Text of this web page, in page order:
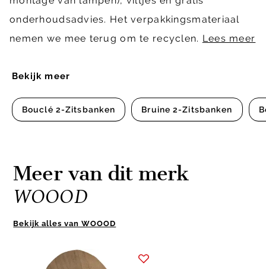
Bekijk meer
Bouclé 2-Zitsbanken Bruine 2-Zitsbanken
onderhoudsadvies. Het verpakkingsmateriaal
nemen we mee terug om te recyclen. Lees meer
Meer van dit merk
WOOOD
Bekijk alles van WOOOD